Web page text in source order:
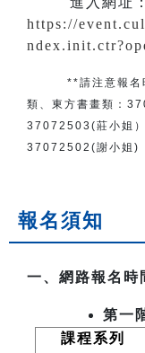
https://
**請注意報名時
類、東方書畫類：
37072503(莊小姐）
37072502(謝小姐)
報名須知
一、網路報名時
第一
課程系列